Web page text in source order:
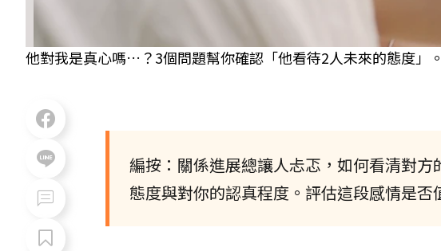
他對我是真心嗎…？3個問題幫你確認「他看待2人未來的態度
編按：關係進展總讓人忐忑，如何看清對
態度與對你的認真程度。評估這段感情是否